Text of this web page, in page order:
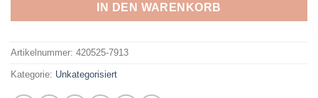
IN DEN WARENKORB
Artikelnummer: 420525-7913
Kategorie: Unkategorisiert